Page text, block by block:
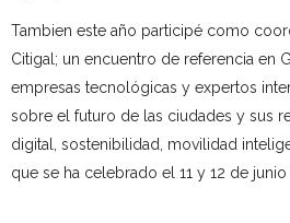
Tambien este año participé como
Citigal; un encuentro de referencia en
empresas tecnológicas y expertos
sobre el futuro de las ciudades y sus
digital, sostenibilidad, movilidad
que se ha celebrado el 11 y 12 de junio